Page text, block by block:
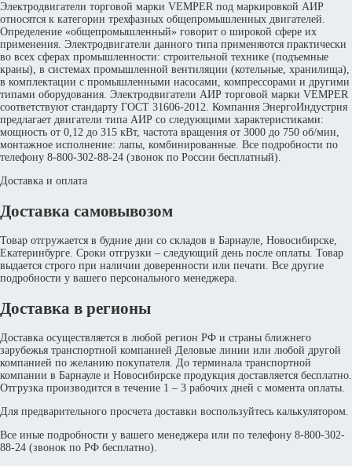
Электродвигатели торговой марки VEMPER под маркировкой АИР
относятся к категории трехфазных общепромышленных двигателей.
Определение «общепромышленный» говорит о широкой сфере их
применения. Электродвигатели данного типа применяются практически
во всех сферах промышленности: строительной технике (подъемные
краны), в системах промышленной вентиляции (котельные, хранилища),
в комплектации с промышленными насосами, компрессорами и другими
типами оборудования. Электродвигатели АИР торговой марки VEMPER
соответствуют стандарту ГОСТ 31606-2012. Компания ЭнергоИндустрия
предлагает двигатели типа АИР со следующими характеристиками:
мощность от 0,12 до 315 кВт, частота вращения от 3000 до 750 об/мин,
монтажное исполнение: лапы, комбинированные. Все подробности по
телефону 8-800-302-88-24 (звонок по России бесплатный).
Доставка и оплата
Доставка самовывозом
Товар отгружается в будние дни со складов в Барнауле, Новосибирске,
Екатеринбурге. Сроки отгрузки – следующий день после оплаты. Товар
выдается строго при наличии доверенности или печати. Все другие
подробности у вашего персонального менеджера.
Доставка в регионы
Доставка осуществляется в любой регион РФ и страны ближнего
зарубежья транспортной компанией Деловые линии или любой другой
компанией по желанию покупателя. До терминала транспортной
компании в Барнауле и Новосибирске продукция доставляется бесплатно.
Отгрузка производится в течение 1 – 3 рабочих дней с момента оплаты.
Для предварительного просчета доставки воспользуйтесь калькулятором.
Все иные подробности у вашего менеджера или по телефону 8-800-302-
88-24 (звонок по РФ бесплатно).